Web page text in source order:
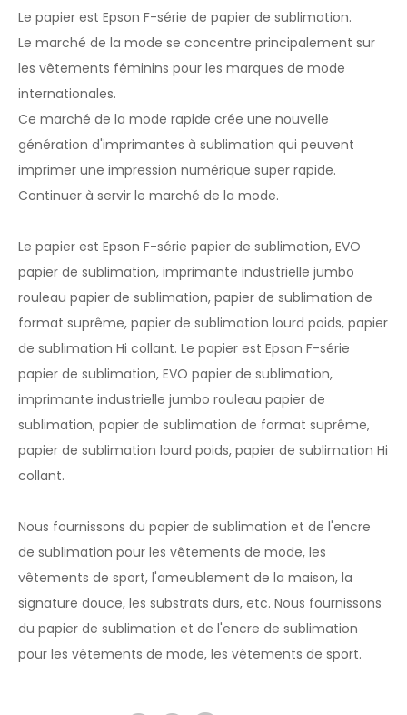
Le papier est Epson F-série de papier de sublimation.
Le marché de la mode se concentre principalement sur
les vêtements féminins pour les marques de mode
internationales.
Ce marché de la mode rapide crée une nouvelle
génération d'imprimantes à sublimation qui peuvent
imprimer une impression numérique super rapide.
Continuer à servir le marché de la mode.
Le papier est Epson F-série papier de sublimation, EVO
papier de sublimation, imprimante industrielle jumbo
rouleau papier de sublimation, papier de sublimation de
format suprême, papier de sublimation lourd poids, papier
de sublimation Hi collant. Le papier est Epson F-série
papier de sublimation, EVO papier de sublimation,
imprimante industrielle jumbo rouleau papier de
sublimation, papier de sublimation de format suprême,
papier de sublimation lourd poids, papier de sublimation Hi
collant.
Nous fournissons du papier de sublimation et de l'encre
de sublimation pour les vêtements de mode, les
vêtements de sport, l'ameublement de la maison, la
signature douce, les substrats durs, etc. Nous fournissons
du papier de sublimation et de l'encre de sublimation
pour les vêtements de mode, les vêtements de sport.